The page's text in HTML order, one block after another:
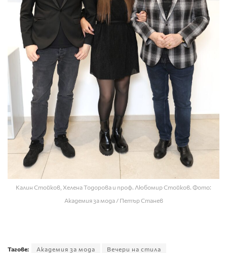
Калин Стойков, Хелена Тодорова и проф. Любомир Стойков. Фото:
Академия за мода / Петър Станев
Тагове: Академия за мода Вечери на стила